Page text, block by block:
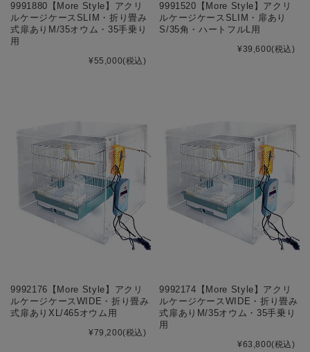
9991880【More Style】アクリ
ルケージケースSLIM・折り畳み
式扉ありM/35オウム・35手乗り
用
¥55,000(税込)
9991520【More Style】アクリ
ルケージケースSLIM・扉あり
S/35角・ハートフルL用
¥39,600(税込)
9992176【More Style】アクリ
ルケージケースWIDE・折り畳み
式扉ありXL/465オウム用
¥79,200(税込)
9992174【More Style】アクリ
ルケージケースWIDE・折り畳み
式扉ありM/35オウム・35手乗り
用
¥63,800(税込)